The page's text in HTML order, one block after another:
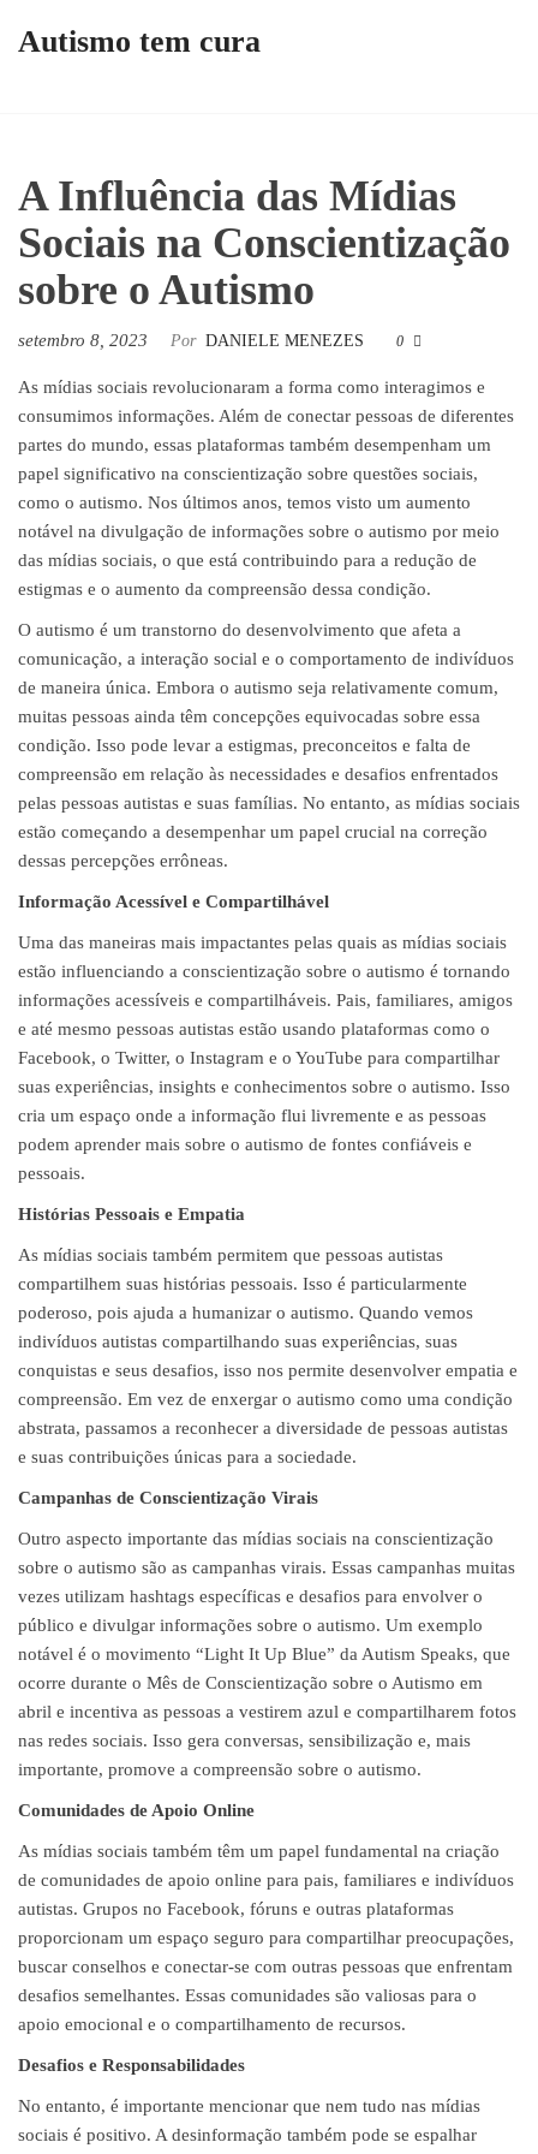
Autismo tem cura
A Influência das Mídias
Sociais na Conscientização
sobre o Autismo
setembro 8, 2023 Por DANIELE MENEZES 0
As mídias sociais revolucionaram a forma como interagimos e
consumimos informações. Além de conectar pessoas de diferentes
partes do mundo, essas plataformas também desempenham um
papel significativo na conscientização sobre questões sociais,
como o autismo. Nos últimos anos, temos visto um aumento
notável na divulgação de informações sobre o autismo por meio
das mídias sociais, o que está contribuindo para a redução de
estigmas e o aumento da compreensão dessa condição.
O autismo é um transtorno do desenvolvimento que afeta a
comunicação, a interação social e o comportamento de indivíduos
de maneira única. Embora o autismo seja relativamente comum,
muitas pessoas ainda têm concepções equivocadas sobre essa
condição. Isso pode levar a estigmas, preconceitos e falta de
compreensão em relação às necessidades e desafios enfrentados
pelas pessoas autistas e suas famílias. No entanto, as mídias sociais
estão começando a desempenhar um papel crucial na correção
dessas percepções errôneas.
Informação Acessível e Compartilhável
Uma das maneiras mais impactantes pelas quais as mídias sociais
estão influenciando a conscientização sobre o autismo é tornando
informações acessíveis e compartilháveis. Pais, familiares, amigos
e até mesmo pessoas autistas estão usando plataformas como o
Facebook, o Twitter, o Instagram e o YouTube para compartilhar
suas experiências, insights e conhecimentos sobre o autismo. Isso
cria um espaço onde a informação flui livremente e as pessoas
podem aprender mais sobre o autismo de fontes confiáveis e
pessoais.
Histórias Pessoais e Empatia
As mídias sociais também permitem que pessoas autistas
compartilhem suas histórias pessoais. Isso é particularmente
poderoso, pois ajuda a humanizar o autismo. Quando vemos
indivíduos autistas compartilhando suas experiências, suas
conquistas e seus desafios, isso nos permite desenvolver empatia e
compreensão. Em vez de enxergar o autismo como uma condição
abstrata, passamos a reconhecer a diversidade de pessoas autistas
e suas contribuições únicas para a sociedade.
Campanhas de Conscientização Virais
Outro aspecto importante das mídias sociais na conscientização
sobre o autismo são as campanhas virais. Essas campanhas muitas
vezes utilizam hashtags específicas e desafios para envolver o
público e divulgar informações sobre o autismo. Um exemplo
notável é o movimento “Light It Up Blue” da Autism Speaks, que
ocorre durante o Mês de Conscientização sobre o Autismo em
abril e incentiva as pessoas a vestirem azul e compartilharem fotos
nas redes sociais. Isso gera conversas, sensibilização e, mais
importante, promove a compreensão sobre o autismo.
Comunidades de Apoio Online
As mídias sociais também têm um papel fundamental na criação
de comunidades de apoio online para pais, familiares e indivíduos
autistas. Grupos no Facebook, fóruns e outras plataformas
proporcionam um espaço seguro para compartilhar preocupações,
buscar conselhos e conectar-se com outras pessoas que enfrentam
desafios semelhantes. Essas comunidades são valiosas para o
apoio emocional e o compartilhamento de recursos.
Desafios e Responsabilidades
No entanto, é importante mencionar que nem tudo nas mídias
sociais é positivo. A desinformação também pode se espalhar